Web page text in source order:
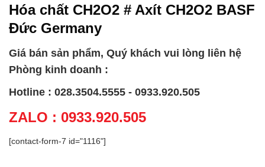
Hóa chất CH2O2 # Axít CH2O2 BASF
Đức Germany
Giá bán sản phẩm, Quý khách vui lòng liên hệ
Phòng kinh doanh :
Hotline : 028.3504.5555 - 0933.920.505
ZALO : 0933.920.505
[contact-form-7 id="1116"]